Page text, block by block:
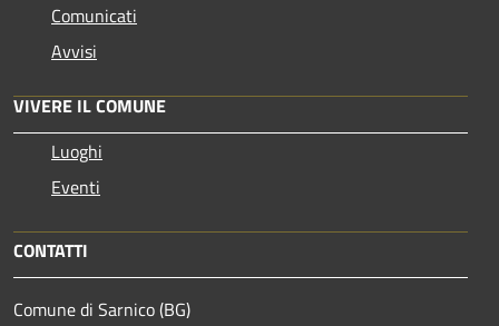
Comunicati
Avvisi
VIVERE IL COMUNE
Luoghi
Eventi
CONTATTI
Comune di Sarnico (BG)